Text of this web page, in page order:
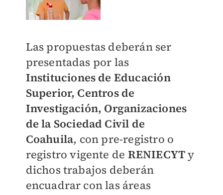
Las propuestas deberán ser
presentadas por las
Instituciones de Educación
Superior, Centros de
Investigación, Organizaciones
de la Sociedad Civil de
Coahuila, con pre-registro o
registro vigente de RENIECYTy
dichos trabajos deberán
encuadrar con las áreas